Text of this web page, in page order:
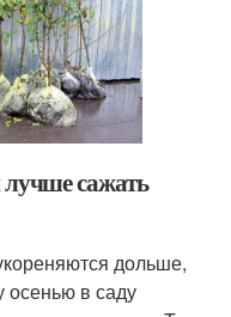
сажать
дольше,
в саду